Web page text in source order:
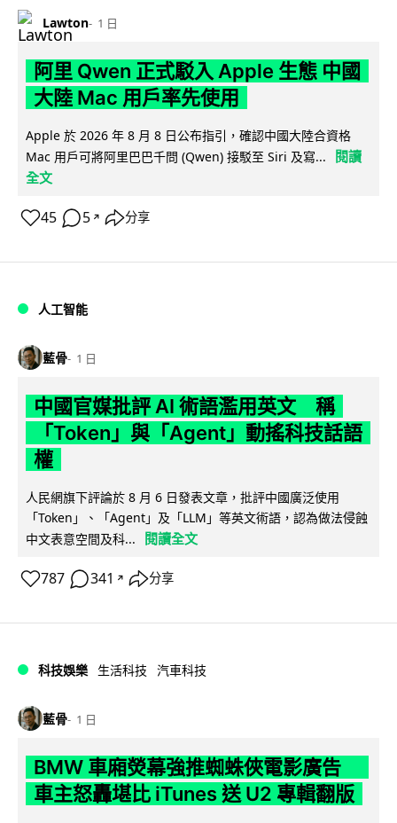
Lawton 1 日
阿里 Qwen 正式駁入 Apple 生態 中國
大陸 Mac 用戶率先使用
Apple 於 2026 年 8 月 8 日公布指引，確認中國大陸合資格
Mac 用戶可將阿里巴巴千問 (Qwen) 接駁至 Siri 及寫...
閱讀
全文
45 5 ↗ 分享
人工智能
藍骨 1 日
中國官媒批評 AI 術語濫用英文 稱
「Token」與「Agent」動搖科技話語
權
人民網旗下評論於 8 月 6 日發表文章，批評中國廣泛使用
「Token」、「Agent」及「LLM」等英文術語，認為做法侵蝕
中文表意空間及科...
閱讀全文
787 341 ↗ 分享
科技娛樂 生活科技 汽車科技
藍骨 1 日
BMW 車廂熒幕強推蜘蛛俠電影廣告
車主怒轟堪比 iTunes 送 U2 專輯翻版